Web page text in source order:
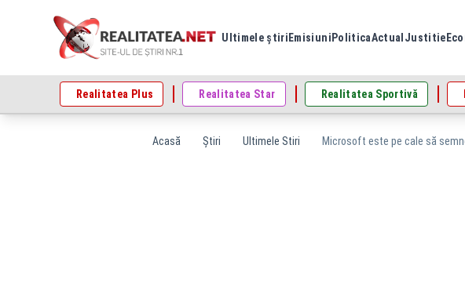
Ultimele știri Emisiuni PoliticaActual Justitie
Realitatea Plus Realitatea Star Realitatea Sportivă
Acasă Știri Ultimele Stiri Microsoft este pe cale să